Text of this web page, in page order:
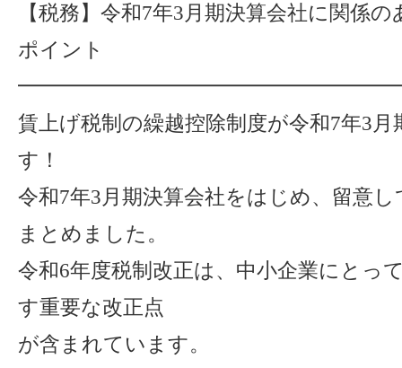
【税務】令和7年3月期決算会社に関係
ポイント
賃上げ税制の繰越控除制度が令和7年3
す！
令和7年3月期決算会社をはじめ、留意
まとめました。
令和6年度税制改正は、中小企業にとっ
す重要な改正点
が含まれています。